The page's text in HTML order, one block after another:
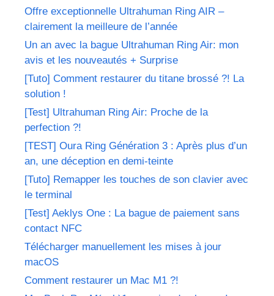
Offre exceptionnelle Ultrahuman Ring AIR –
clairement la meilleure de l’année
Un an avec la bague Ultrahuman Ring Air: mon
avis et les nouveautés + Surprise
[Tuto] Comment restaurer du titane brossé ?! La
solution !
[Test] Ultrahuman Ring Air: Proche de la
perfection ?!
[TEST] Oura Ring Génération 3 : Après plus d’un
an, une déception en demi-teinte
[Tuto] Remapper les touches de son clavier avec
le terminal
[Test] Aeklys One : La bague de paiement sans
contact NFC
Télécharger manuellement les mises à jour
macOS
Comment restaurer un Mac M1 ?!